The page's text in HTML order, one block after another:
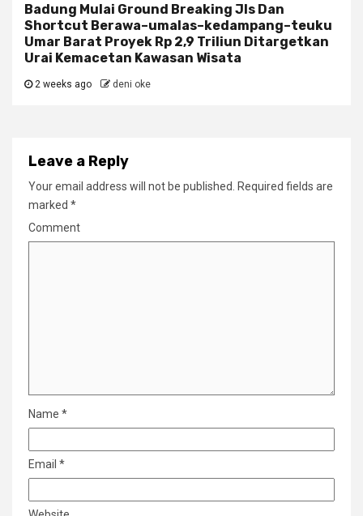
Badung Mulai Ground Breaking Jls Dan
Shortcut Berawa–umalas–kedampang–teuku
Umar Barat Proyek Rp 2,9 Triliun Ditargetkan
Urai Kemacetan Kawasan Wisata
2 weeks ago deni oke
Leave a Reply
Your email address will not be published.
Required fields are
marked *
Comment
Name *
Email *